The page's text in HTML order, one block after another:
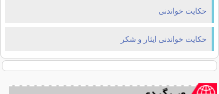
حکایت خواندنی
حکایت خواندنی ایثار و شکر